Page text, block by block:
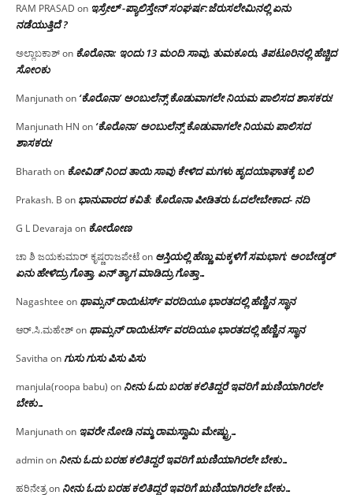
RAM PRASAD on ಇಸ್ರೇಲ್ -ಪ್ಯಾಲಿಸ್ತೇನ್ ಸಂಘರ್ಷ:ಜೆರುಸಲೇಮಿನಲ್ಲಿ ಏನು
ನಡೆಯುತ್ತಿದೆ ?
ಅಲ್ಲಾಬಕಾಶ್on ಕೊರೊನಾ: ಇಂದು 13 ಮಂದಿ ಸಾವು, ತುಮಕೂರು, ತಿಪಟೂರಿನಲ್ಲಿ ಹೆಚ್ಚಿದ
ಸೋಂಕು
Manjunathon ‘ಕೊರೊನಾ’ ಅಂಬುಲೆನ್ಸ್ ಕೊಡುವಾಗಲೇ ನಿಯಮ ಪಾಲಿಸದ ಶಾಸಕರು!
Manjunath HN on ‘ಕೊರೊನಾ’ ಅಂಬುಲೆನ್ಸ್ ಕೊಡುವಾಗಲೇ ನಿಯಮ ಪಾಲಿಸದ
ಶಾಸಕರು!
Bharathon ಕೋವಿಡ್ ನಿಂದ ತಾಯಿ ಸಾವು ಕೇಳಿದ ಮಗಳು ಹೃದಯಾಘಾತಕ್ಕೆ ಬಲಿ
Prakash. B on ಭಾನುವಾರದ ಕವಿತೆ: ಕೊರೊನಾ ಪೀಡಿತರು ಓದಲೇಬೇಕಾದ- ನದಿ
G L Devaraja on ಕೋರೋಣ
ಚಾ ಶಿ ಜಯಕುಮಾರ್ ಕೃಷ್ಣರಾಜಪೇಟೆon ಆಸ್ತಿಯಲ್ಲಿ ಹೆಣ್ಣು ಮಕ್ಕಳಿಗೆ ಸಮಭಾಗ; ಅಂಬೇಡ್ಕರ್
ಏನು ಹೇಳಿದ್ರು ಗೊತ್ತಾ, ಏನ್ ತ್ಯಾಗ ಮಾಡಿದ್ರು ಗೊತ್ತಾ…
Nagashtee on ಥಾಮ್ಸನ್ ರಾಯಿಟರ್ಸ್ ವರದಿಯೂ ಭಾರತದಲ್ಲಿ ಹೆಣ್ಣಿನ ಸ್ಥಾನ‌
ಆರ್.ಸಿ.ಮಹೇಶ್on ಥಾಮ್ಸನ್ ರಾಯಿಟರ್ಸ್ ವರದಿಯೂ ಭಾರತದಲ್ಲಿ ಹೆಣ್ಣಿನ ಸ್ಥಾನ‌
Savitha onಗುಸು ಗುಸು ಪಿಸು ಪಿಸು
manjula(roopa babu) on ನೀನು ಓದು ಬರಹ ಕಲಿತಿದ್ದರೆ ಇವರಿಗೆ ಋಣಿಯಾಗಿರಲೇ
ಬೇಕು…
Manjunathon ಇವರೇ‌ ನೋಡಿ‌ ನಮ್ಮ‌ ರಾಮಸ್ವಾಮಿ ಮೇಷ್ಟ್ರು…
adminon ನೀನು ಓದು ಬರಹ ಕಲಿತಿದ್ದರೆ ಇವರಿಗೆ ಋಣಿಯಾಗಿರಲೇ ಬೇಕು…
ಹರಿನೇತ್ರon ನೀನು ಓದು ಬರಹ ಕಲಿತಿದ್ದರೆ ಇವರಿಗೆ ಋಣಿಯಾಗಿರಲೇ ಬೇಕು…